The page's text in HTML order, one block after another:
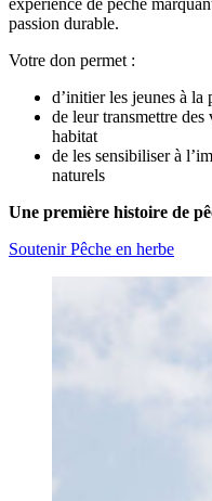
expérience de pêche
passion durable.
Votre don permet :
d’initier les jeunes à la
de leur transmettre des
habitat
de les sensibiliser à
naturels
Une première histoire de
Soutenir Pêche en herbe